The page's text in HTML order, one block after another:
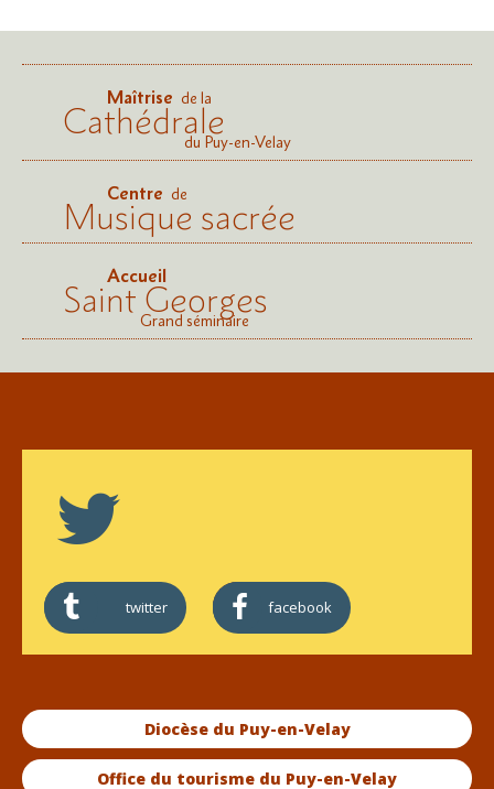
Maîtrise de la
Cathédraledu Puy-en-Velay
Centre de
Musique sacrée
Accueil
Saint Georges
Grand séminaire
twitter facebook
Diocèse du Puy-en-Velay
Office du tourisme du Puy-en-Velay